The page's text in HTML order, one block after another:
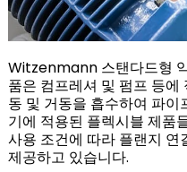
Witzenmann 스탠다드형
품은 컴프레셔 및 펌프 등에
동 및 거동을 흡수하여 파이
기에 적용된 플렉시블 제품
사용 조건에 따라 플랜지 연
제공하고 있습니다.